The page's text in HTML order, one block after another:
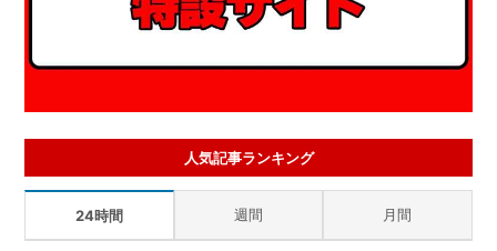
人気記事ランキング
24時間 週間 月間